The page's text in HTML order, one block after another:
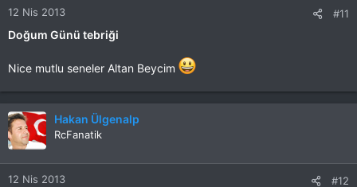
12 Nis 2013 #11
Doğum Günü tebriği
Nice mutlu seneler Altan Beycim
Hakan Ülgenalp
RcFanatik
12 Nis 2013 #12